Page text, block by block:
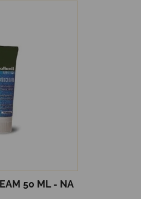
50 ML - NA